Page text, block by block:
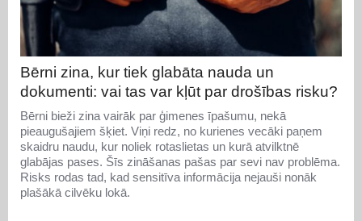
Bērni zina, kur tiek glabāta nauda un
dokumenti: vai tas var kļūt par drošības risku?
Bērni bieži zina vairāk par ģimenes īpašumu, nekā
pieaugušajiem šķiet. Viņi redz, no kurienes vecāki paņem
skaidru naudu, kur noliek rotaslietas un kurā atvilktnē
glabājas pases. Šīs zināšanas pašas par sevi nav problēma.
Risks rodas tad, kad sensitīva informācija nejauši nonāk
plašākā cilvēku lokā.